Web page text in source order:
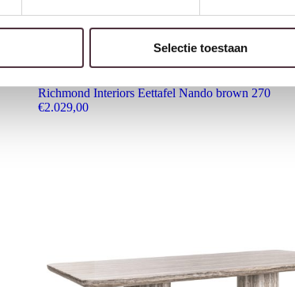
Selectie toestaan
Richmond Interiors Eettafel Nando brown 270
€2.029,00